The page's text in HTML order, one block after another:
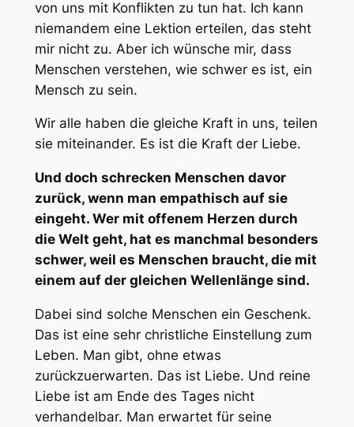
von uns mit Konflikten zu tun hat. Ich kann
niemandem eine Lektion erteilen, das steht
mir nicht zu. Aber ich wünsche mir, dass
Menschen verstehen, wie schwer es ist, ein
Mensch zu sein.
Wir alle haben die gleiche Kraft in uns, teilen
sie miteinander. Es ist die Kraft der Liebe.
Und doch schrecken Menschen davor
zurück, wenn man empathisch auf sie
eingeht. Wer mit offenem Herzen durch
die Welt geht, hat es manchmal besonders
schwer, weil es Menschen braucht, die mit
einem auf der gleichen Wellenlänge sind.
Dabei sind solche Menschen ein Geschenk.
Das ist eine sehr christliche Einstellung zum
Leben. Man gibt, ohne etwas
zurückzuerwarten. Das ist Liebe. Und reine
Liebe ist am Ende des Tages nicht
verhandelbar. Man erwartet für seine